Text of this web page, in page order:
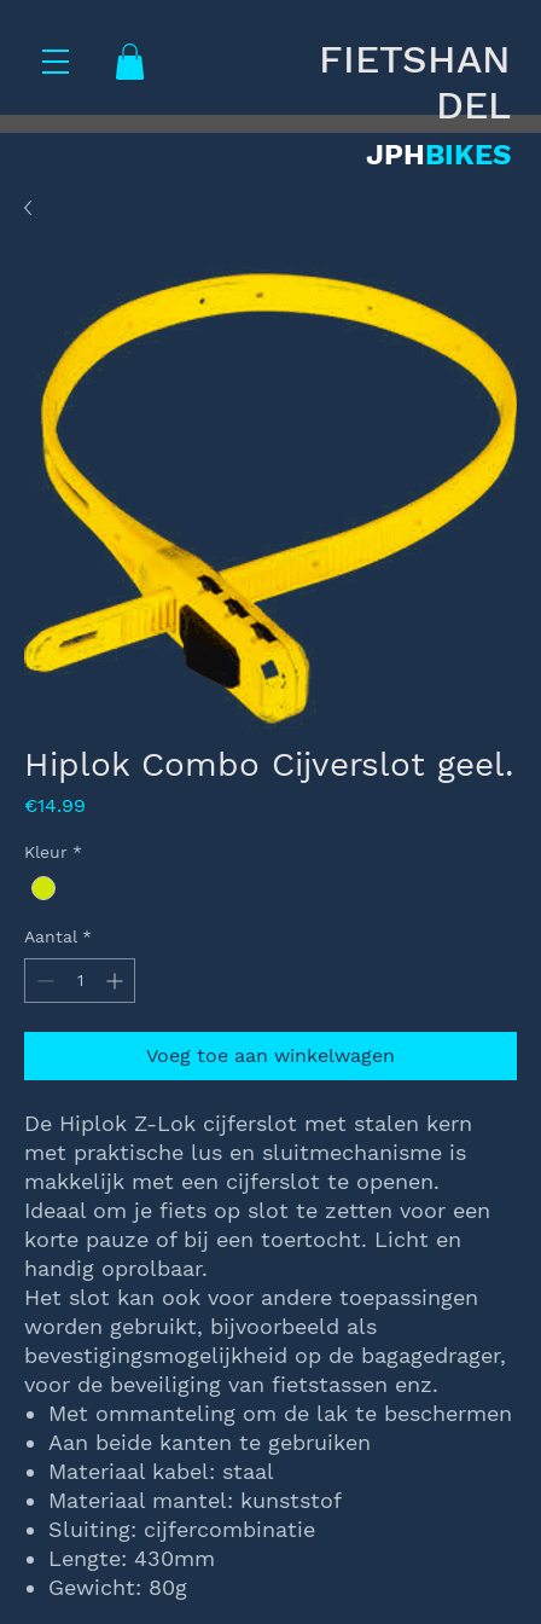
FIETSHAN
DEL
JPHBIKES
Hiplok Combo Cijverslot geel.
€14.99
Kleur *
Aantal *
Voeg toe aan winkelwagen
De Hiplok Z-Lok cijferslot met stalen kern
met praktische lus en sluitmechanisme is
makkelijk met een cijferslot te openen.
Ideaal om je fiets op slot te zetten voor een
korte pauze of bij een toertocht. Licht en
handig oprolbaar.
Het slot kan ook voor andere toepassingen
worden gebruikt, bijvoorbeeld als
bevestigingsmogelijkheid op de bagagedrager,
voor de beveiliging van fietstassen enz.
Met ommanteling om de lak te beschermen
Aan beide kanten te gebruiken
Materiaal kabel: staal
Materiaal mantel: kunststof
Sluiting: cijfercombinatie
Lengte: 430mm
Gewicht: 80g